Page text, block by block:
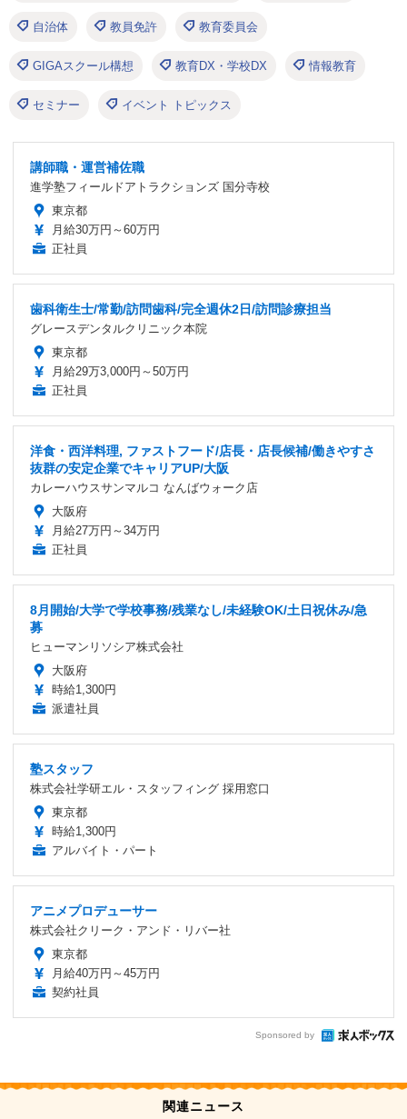
自治体 教員免許 教育委員会
GIGAスクール構想 教育DX・学校DX 情報教育
セミナー イベント トピックス
講師職・運営補佐職
進学塾フィールドアトラクションズ 国分寺校
東京都
月給30万円～60万円
正社員
歯科衛生士/常勤/訪問歯科/完全週休2日/訪問診療担当
グレースデンタルクリニック本院
東京都
月給29万3,000円～50万円
正社員
洋食・西洋料理, ファストフード/店長・店長候補/働きやすさ
抜群の安定企業でキャリアUP/大阪
カレーハウスサンマルコ なんばウォーク店
大阪府
月給27万円～34万円
正社員
8月開始/大学で学校事務/残業なし/未経験OK/土日祝休み/急
募
ヒューマンリソシア株式会社
大阪府
時給1,300円
派遣社員
塾スタッフ
株式会社学研エル・スタッフィング 採用窓口
東京都
時給1,300円
アルバイト・パート
アニメプロデューサー
株式会社クリーク・アンド・リバー社
東京都
月給40万円～45万円
契約社員
Sponsored by
関連ニュース